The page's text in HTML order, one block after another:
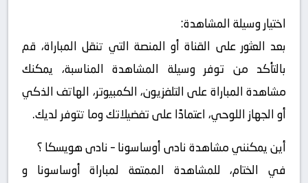
اختيار وسيلة المشاهدة:
بعد العثور على القناة أو المنصة التي تنقل المباراة، قم
بالتأكد من توفر وسيلة المشاهدة المناسبة، يمكنك
مشاهدة المباراة على التلفزيون، الكمبيوتر، الهاتف الذكي
أو الجهاز اللوحي، اعتمادًا على تفضيلاتك وما تتوفر لديك.
أين يمكنني مشاهدة ‎نادى أوساسونا – نادى هويسكا ؟
في الختام، للمشاهدة الممتعة لمباراة أوساسونا و